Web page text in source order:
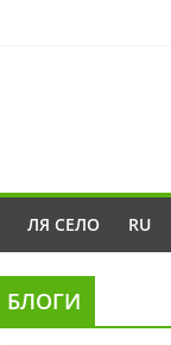
ЛЯ СЕЛО RU
БЛОГИ